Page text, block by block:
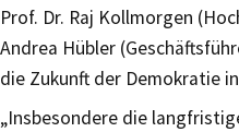
Prof. Dr. Raj Kollmorgen
Andrea Hübler
die Zukunft der Demokratie
„Insbesondere die